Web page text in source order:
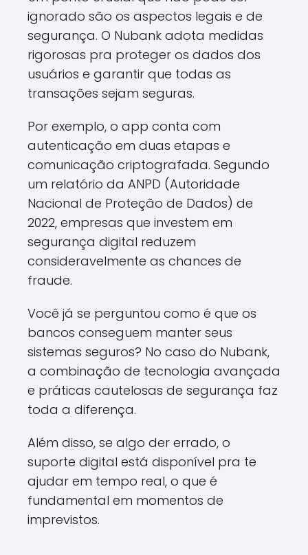
ignorado são os aspectos legais e de
segurança. O Nubank adota medidas
rigorosas pra proteger os dados dos
usuários e garantir que todas as
transações sejam seguras.
Por exemplo, o app conta com
autenticação em duas etapas e
comunicação criptografada. Segundo
um relatório da ANPD (Autoridade
Nacional de Proteção de Dados) de
2022, empresas que investem em
segurança digital reduzem
consideravelmente as chances de
fraude.
Você já se perguntou como é que os
bancos conseguem manter seus
sistemas seguros? No caso do Nubank,
a combinação de tecnologia avançada
e práticas cautelosas de segurança faz
toda a diferença.
Além disso, se algo der errado, o
suporte digital está disponível pra te
ajudar em tempo real, o que é
fundamental em momentos de
imprevistos.